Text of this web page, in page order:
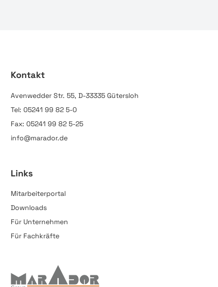
Kontakt
Avenwedder Str. 55, D-33335 Gütersloh
Tel: 05241 99 82 5-0
Fax: 05241 99 82 5-25
info@marador.de
Links
Mitarbeiterportal
Downloads
Für Unternehmen
Für Fachkräfte